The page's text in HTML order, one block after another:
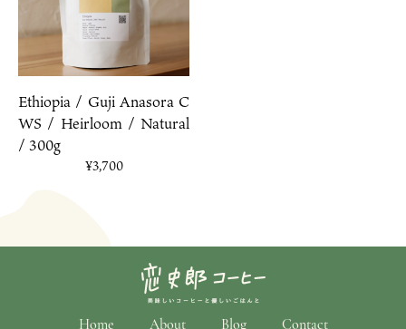
Ethiopia / Guji Anasora C
WS / Heirloom / Natural
/ 300g
¥3,700
Home About Blog Contact